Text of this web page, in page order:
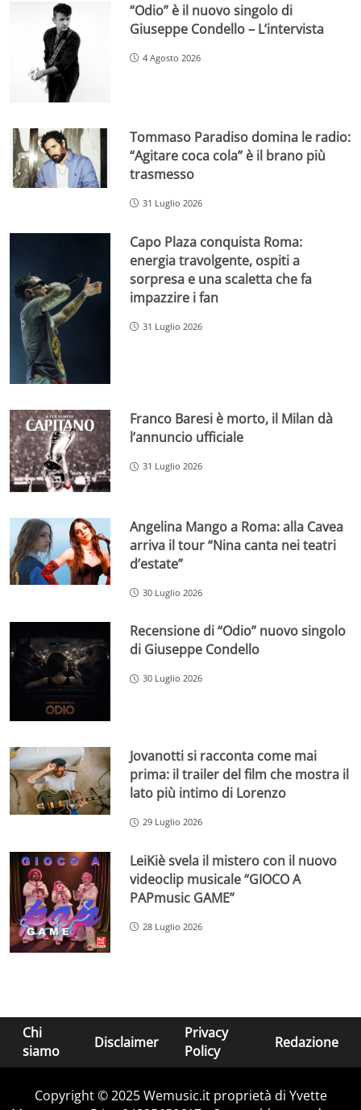
“Odio” è il nuovo singolo di
Giuseppe Condello – L’intervista
4 Agosto 2026
Tommaso Paradiso domina le radio:
“Agitare coca cola” è il brano più
trasmesso
31 Luglio 2026
Capo Plaza conquista Roma:
energia travolgente, ospiti a
sorpresa e una scaletta che fa
impazzire i fan
31 Luglio 2026
Franco Baresi è morto, il Milan dà
l’annuncio ufficiale
31 Luglio 2026
Angelina Mango a Roma: alla Cavea
arriva il tour “Nina canta nei teatri
d’estate”
30 Luglio 2026
Recensione di “Odio” nuovo singolo
di Giuseppe Condello
30 Luglio 2026
Jovanotti si racconta come mai
prima: il trailer del film che mostra il
lato più intimo di Lorenzo
29 Luglio 2026
LeiKiè svela il mistero con il nuovo
videoclip musicale “GIOCO A
PAPmusic GAME”
28 Luglio 2026
Chi
siamo
Disclaimer
Privacy
Policy
Redazione
Copyright © 2025 Wemusic.it proprietà di Yvette